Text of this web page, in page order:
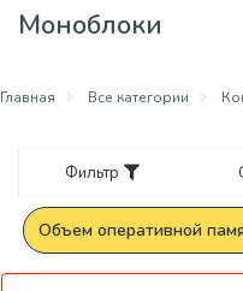
Hp
Моноблоки
Главная Все категории
Фильтр
Объем оперативной